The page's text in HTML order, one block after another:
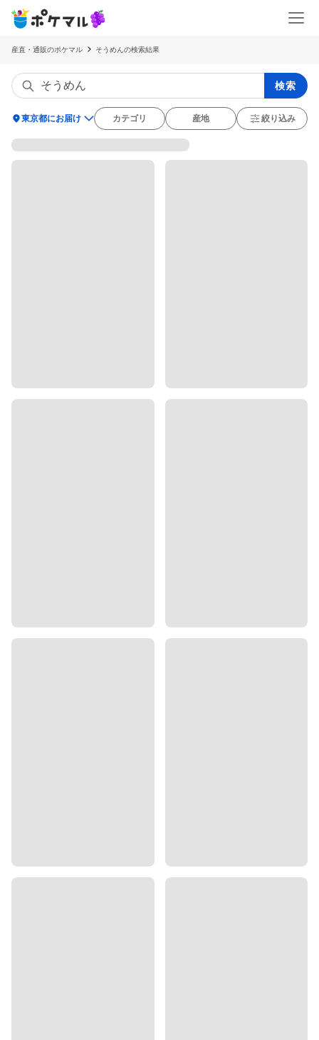
産直・通販のポケマル そうめんの検索結果
検索
location_on東京都にお届け カテゴリ 産地 絞り込み